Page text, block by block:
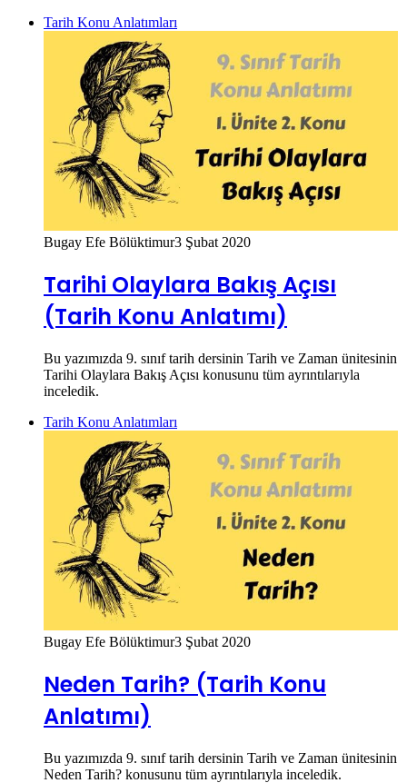
Tarih Konu Anlatımları
Bugay Efe Bölüktimur3 Şubat 2020
Tarihi Olaylara Bakış Açısı
(Tarih Konu Anlatımı)
Bu yazımızda 9. sınıf tarih dersinin Tarih ve Zaman ünitesinin
Tarihi Olaylara Bakış Açısı konusunu tüm ayrıntılarıyla
inceledik.
Tarih Konu Anlatımları
Bugay Efe Bölüktimur3 Şubat 2020
Neden Tarih? (Tarih Konu
Anlatımı)
Bu yazımızda 9. sınıf tarih dersinin Tarih ve Zaman ünitesinin
Neden Tarih? konusunu tüm ayrıntılarıyla inceledik.